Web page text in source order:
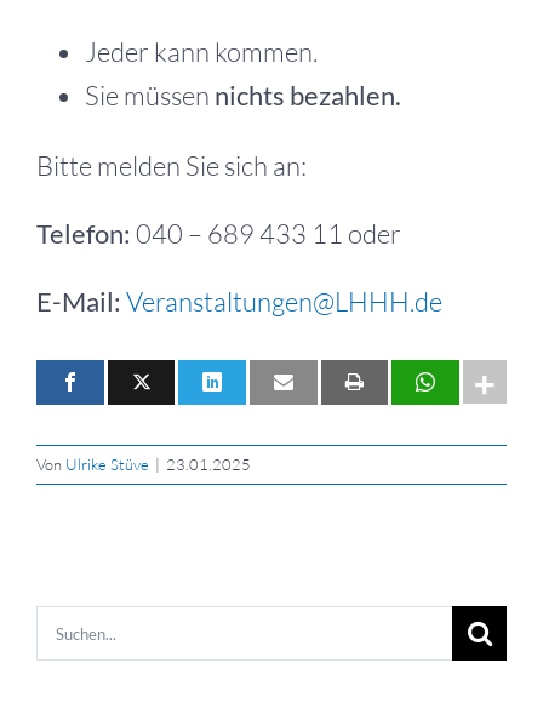
Jeder kann kommen.
Sie müssen nichts bezahlen.
Bitte melden Sie sich an:
Telefon: 040 – 689 433 11 oder
E-Mail: Veranstaltungen@LHHH.de
Von Ulrike Stüve | 23.01.2025
Suche
nach: